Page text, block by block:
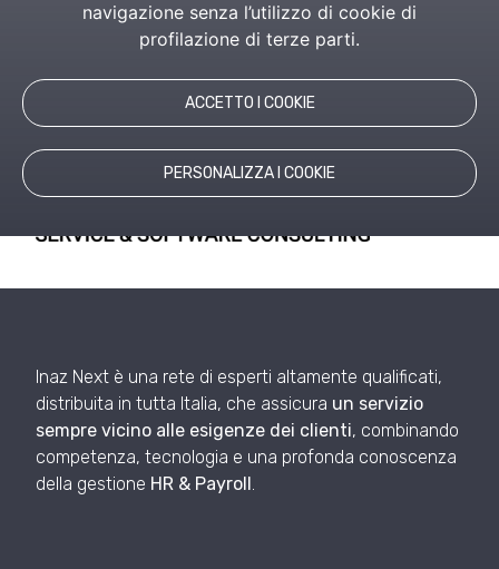
navigazione senza l’utilizzo di cookie di
profilazione di terze parti.
ACCETTO I COOKIE
PERSONALIZZA I COOKIE
& Payroll. Un riferimento per le PMI, grazie a un
supporto specializzato che garantisce continuità
Inaz Next è una rete di esperti altamente qualificati,
distribuita in tutta Italia, che assicura un servizio
sempre vicino alle esigenze dei clienti, combinando
competenza, tecnologia e una profonda conoscenza
della gestione HR & Payroll .